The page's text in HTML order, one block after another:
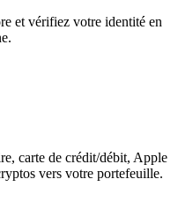
et vérifiez votre identité en
carte de crédit/débit, Apple
vers votre portefeuille.